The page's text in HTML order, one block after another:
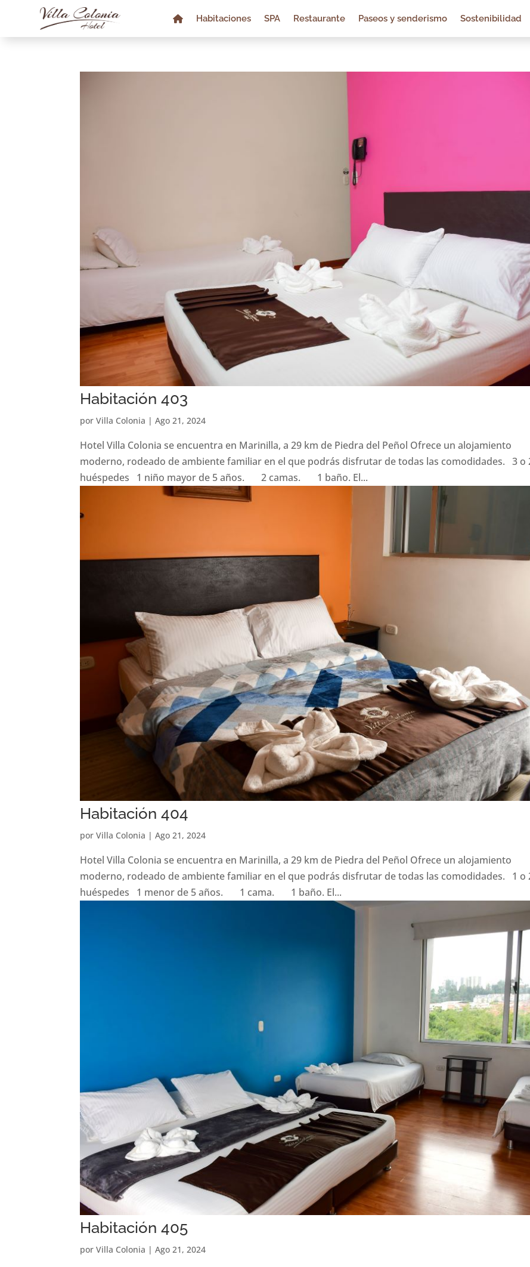
Habitaciones SPA Restaurante Paseos y senderismo Sostenibilidad
Habitación 403
porVilla Colonia |Ago 21, 2024
Hotel Villa Colonia se encuentra en Marinilla, a 29 km de Piedra del Peñol Ofrece un alojamiento
moderno, rodeado de ambiente familiar en el que podrás disfrutar de todas las comodidades. 3 o
huéspedes 1 niño mayor de 5 años. 2 camas. 1 baño. El...
Habitación 404
porVilla Colonia |Ago 21, 2024
Hotel Villa Colonia se encuentra en Marinilla, a 29 km de Piedra del Peñol Ofrece un alojamiento
moderno, rodeado de ambiente familiar en el que podrás disfrutar de todas las comodidades. 1 o
huéspedes 1 menor de 5 años. 1 cama. 1 baño. El...
Habitación 405
porVilla Colonia |Ago 21, 2024